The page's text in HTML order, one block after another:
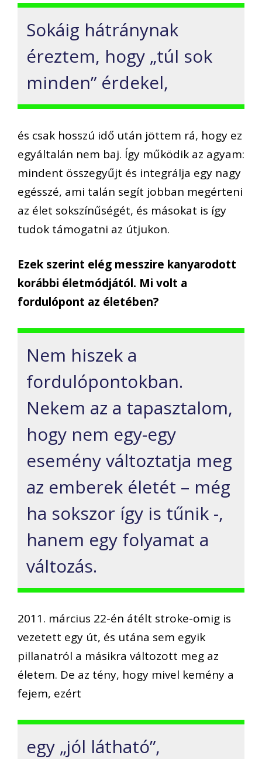
Sokáig hátránynak
éreztem, hogy „túl sok
minden” érdekel,
és csak hosszú idő után jöttem rá, hogy ez
egyáltalán nem baj. Így működik az agyam:
mindent összegyűjt és integrálja egy nagy
egésszé, ami talán segít jobban megérteni
az élet sokszínűségét, és másokat is így
tudok támogatni az útjukon.
Ezek szerint elég messzire kanyarodott
korábbi életmódjától. Mi volt a
fordulópont az életében?
Nem hiszek a
fordulópontokban.
Nekem az a tapasztalom,
hogy nem egy-egy
esemény változtatja meg
az emberek életét – még
ha sokszor így is tűnik -,
hanem egy folyamat a
változás.
2011. március 22-én átélt stroke-omig is
vezetett egy út, és utána sem egyik
pillanatról a másikra változott meg az
életem. De az tény, hogy mivel kemény a
fejem, ezért
egy „jól látható”,